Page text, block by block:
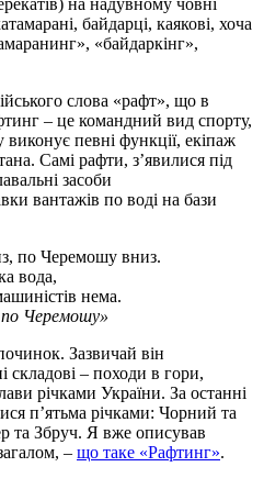
байдарці, каякові, хоча
«байдаркінг»,
слова «рафт», що в
– це командний вид спорту,
певні функції, екіпаж
Самі рафти, з’явилися під
засоби
вантажів по воді на бази
по Черемошу вниз.
вода,
нема.
Черемошу»
Зазвичай він
складові – походи в гори,
річками України. За останні
п’ятьма річками: Чорний та
та Збруч. Я вже описував
– що таке «Рафтинг».